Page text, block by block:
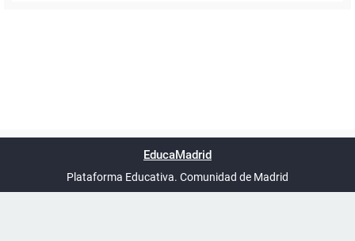
UTC+02:00
phpBB España
EducaMadrid
Plataforma Educativa. Comunidad de Madrid